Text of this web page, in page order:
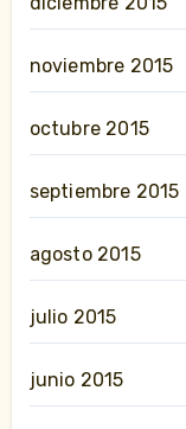
noviembre 2015
octubre 2015
septiembre 2015
agosto 2015
julio 2015
junio 2015